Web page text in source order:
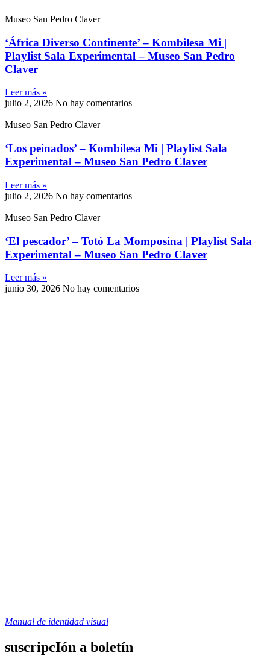
Museo San Pedro Claver
‘África Diverso Continente’ – Kombilesa Mi |
Playlist Sala Experimental – Museo San Pedro
Claver
Leer más »
julio 2, 2026 No hay comentarios
Museo San Pedro Claver
‘Los peinados’ – Kombilesa Mi | Playlist Sala
Experimental – Museo San Pedro Claver
Leer más »
julio 2, 2026 No hay comentarios
Museo San Pedro Claver
‘El pescador’ – Totó La Momposina | Playlist Sala
Experimental – Museo San Pedro Claver
Leer más »
junio 30, 2026 No hay comentarios
Manual de identidad visual
suscripcIón a boletín